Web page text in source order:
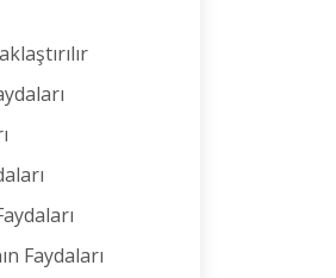
Faydaları